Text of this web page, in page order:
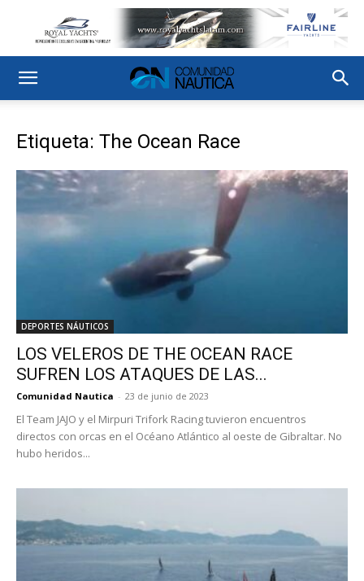
Etiqueta: The Ocean Race
DEPORTES NÁUTICOS
LOS VELEROS DE THE OCEAN RACE
SUFREN LOS ATAQUES DE LAS...
Comunidad Nautica - 23 de junio de 2023
El Team JAJO y el Mirpuri Trifork Racing tuvieron encuentros
directos con orcas en el Océano Atlántico al oeste de Gibraltar. No
hubo heridos...